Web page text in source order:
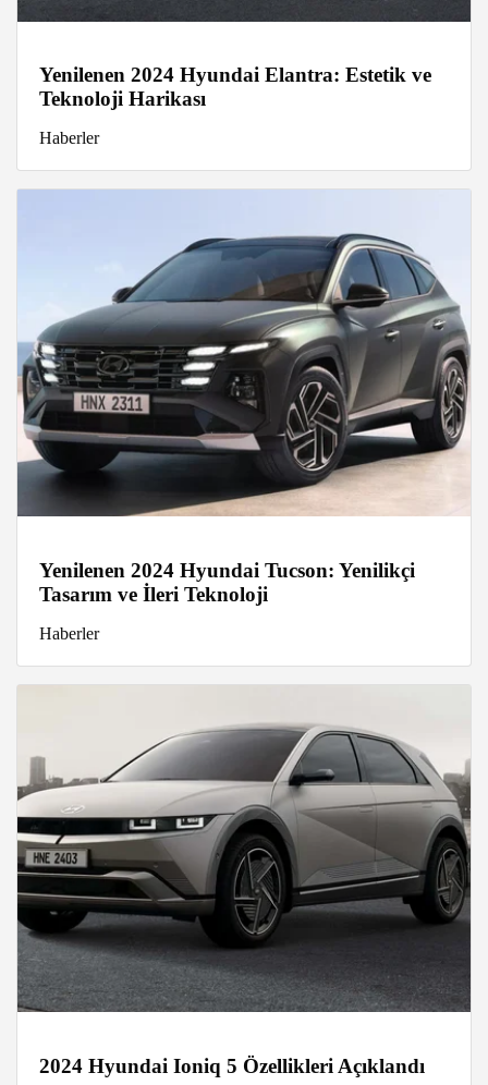
Yenilenen 2024 Hyundai Elantra: Estetik ve
Teknoloji Harikası
Haberler
Yenilenen 2024 Hyundai Tucson: Yenilikçi
Tasarım ve İleri Teknoloji
Haberler
2024 Hyundai Ioniq 5 Özellikleri Açıklandı